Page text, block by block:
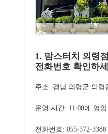
1. 맘스터치 의령
전화번호 확인하
주소: 경남 의령군 의령
운영 시간: 11:00에 영
전화번호: 055-572-3388